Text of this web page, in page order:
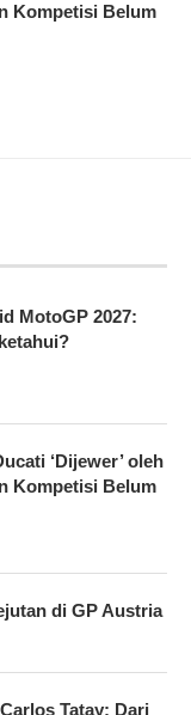
Kompetisi Belum
MotoGP 2027:
‘Dijewer’ oleh
Kompetisi Belum
di GP Austria
Tatay: Dari